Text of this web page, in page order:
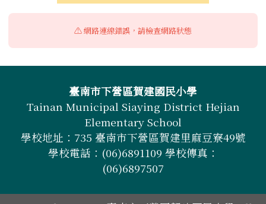
⚠️ 網路連線錯誤，請檢查網路狀態
頁尾區域內容臺南市下營區賀建國民小學
Tainan Municipal Siaying District Hejian
Elementary School
學校地址：735 臺南市下營區賀建里麻豆寮49號
學校電話：(06)6891109 學校傳真：
(06)6897507